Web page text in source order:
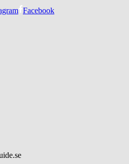
Facebook